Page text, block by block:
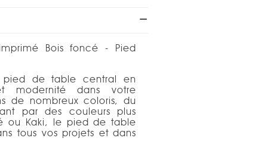
Bois foncé - Pied
pied de table central en
modernité dans votre
de nombreux coloris, du
par des couleurs plus
ou Kaki, le pied de table
tous vos projets et dans